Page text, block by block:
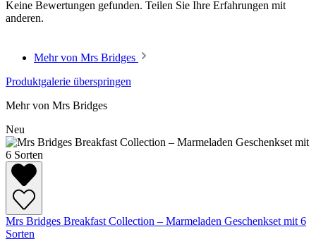
Keine Bewertungen gefunden. Teilen Sie Ihre Erfahrungen mit
anderen.
Mehr von Mrs Bridges
Produktgalerie überspringen
Mehr von Mrs Bridges
Neu
Mrs Bridges Breakfast Collection – Marmeladen Geschenkset mit 6
Sorten